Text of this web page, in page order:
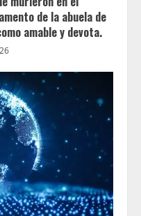
de la abuela de
amable y devota.